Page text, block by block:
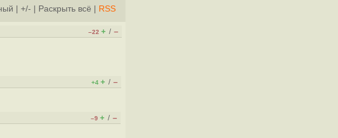
+/- Раскрыть всё RSS
–22 + / –
+4 + / –
–9 + / –